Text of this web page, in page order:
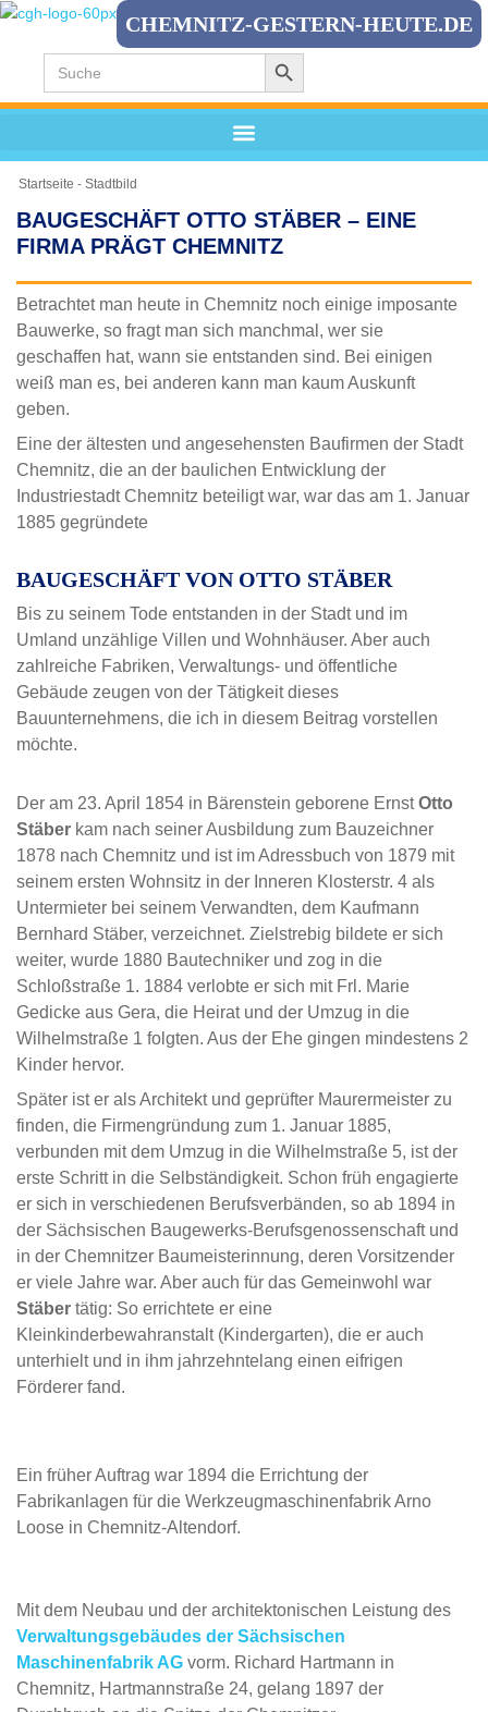
Zum
springen
CHEMNITZ-GESTERN-HEUTE.DE
Search
for:
Search Button
Startseite - Stadtbild
BAUGESCHÄFT OTTO STÄBER – EINE
FIRMA PRÄGT CHEMNITZ
Betrachtet man heute in Chemnitz noch einige imposante
Bauwerke, so fragt man sich manchmal, wer sie
geschaffen hat, wann sie entstanden sind. Bei einigen
weiß man es, bei anderen kann man kaum Auskunft
geben.
Eine der ältesten und angesehensten Baufirmen der Stadt
Chemnitz, die an der baulichen Entwicklung der
Industriestadt Chemnitz beteiligt war, war das am 1. Januar
1885 gegründete
BAUGESCHÄFT VON OTTO STÄBER
Bis zu seinem Tode entstanden in der Stadt und im
Umland unzählige Villen und Wohnhäuser. Aber auch
zahlreiche Fabriken, Verwaltungs- und öffentliche
Gebäude zeugen von der Tätigkeit dieses
Bauunternehmens, die ich in diesem Beitrag vorstellen
möchte.
Der am 23. April 1854 in Bärenstein geborene ErnstOtto
Stäber kam nach seiner Ausbildung zum Bauzeichner
1878 nach Chemnitz und ist im Adressbuch von 1879 mit
seinem ersten Wohnsitz in der Inneren Klosterstr. 4 als
Untermieter bei seinem Verwandten, dem Kaufmann
Bernhard Stäber, verzeichnet. Zielstrebig bildete er sich
weiter, wurde 1880 Bautechniker und zog in die
Schloßstraße 1. 1884 verlobte er sich mit Frl. Marie
Gedicke aus Gera, die Heirat und der Umzug in die
Wilhelmstraße 1 folgten. Aus der Ehe gingen mindestens 2
Kinder hervor.
Später ist er als Architekt und geprüfter Maurermeister zu
finden, die Firmengründung zum 1. Januar 1885,
verbunden mit dem Umzug in die Wilhelmstraße 5, ist der
erste Schritt in die Selbständigkeit. Schon früh engagierte
er sich in verschiedenen Berufsverbänden, so ab 1894 in
der Sächsischen Baugewerks-Berufsgenossenschaft und
in der Chemnitzer Baumeisterinnung, deren Vorsitzender
er viele Jahre war. Aber auch für das Gemeinwohl war
Stäber tätig: So errichtete er eine
Kleinkinderbewahranstalt (Kindergarten), die er auch
unterhielt und in ihm jahrzehntelang einen eifrigen
Förderer fand.
Ein früher Auftrag war 1894 die Errichtung der
Fabrikanlagen für die Werkzeugmaschinenfabrik Arno
Loose in Chemnitz-Altendorf.
Mit dem Neubau und der architektonischen Leistung des
Verwaltungsgebäudes der Sächsischen
Maschinenfabrik AG vorm. Richard Hartmann in
Chemnitz, Hartmannstraße 24, gelang 1897 der